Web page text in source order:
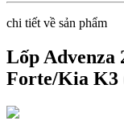
chi tiết về sản phẩm
Lốp Advenza
Forte/Kia K3